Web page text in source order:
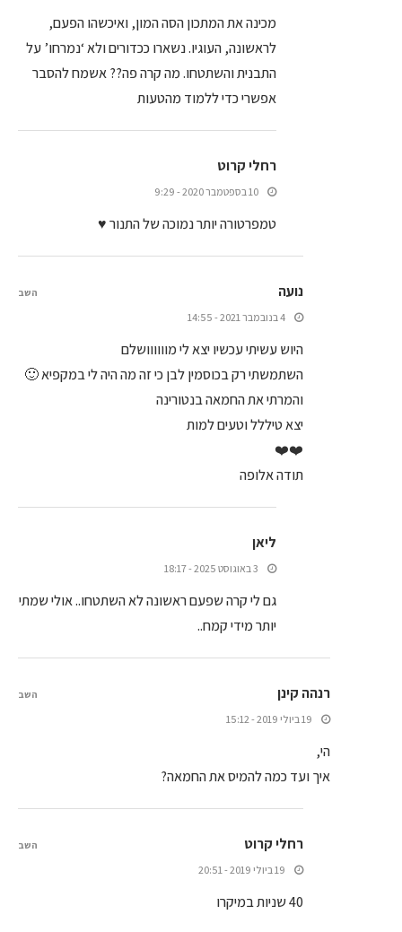
מכינה את המתכון הסה המון, ואיכשהו הפעם,
לראשונה, העוגיו. נשארו ככדורים ולא ‘נמרחו’ על
התבנית והשתטחו. מה קרה פה?? אשמח להסבר
אפשרי כדי ללמוד מהטעות
רחלי קרוט
10 בספטמבר 2020 - 9:29
טמפרטורה יותר נמוכה של התנור ♥
נועה
4 בנובמבר 2021 - 14:55
היוש עשיתי עכשיו יצא לי מוווווושלם
השתמשתי רק בכוסמין לבן כי זה מה היה לי במקפיא 🙂
והמרתי את החמאה בנטורינה
יצא טיללל וטעים למות
❤️❤️
תודה אלופה
השב
ליאן
3 באוגוסט 2025 - 18:17
גם לי קרה שפעם ראשונה לא השתטחו.. אולי שמתי
יותר מידי קמח..
רנהה קינן
19 ביולי 2019 - 15:12
הי,
איך ועד כמה להמיס את החמאה?
השב
רחלי קרוט
19 ביולי 2019 - 20:51
40 שניות במיקרו
השב